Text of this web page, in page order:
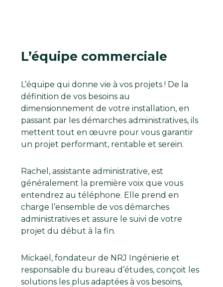
L’équipe commerciale
L’équipe qui donne vie à vos projets ! De la
définition de vos besoins au
dimensionnement de votre installation, en
passant par les démarches administratives, ils
mettent tout en œuvre pour vous garantir
un projet performant, rentable et serein.
Rachel, assistante administrative, est
généralement la première voix que vous
entendrez au téléphone. Elle prend en
charge l’ensemble de vos démarches
administratives et assure le suivi de votre
projet du début à la fin.
Mickaël, fondateur de NRJ Ingénierie et
responsable du bureau d’études, conçoit les
solutions les plus adaptées à vos besoins,